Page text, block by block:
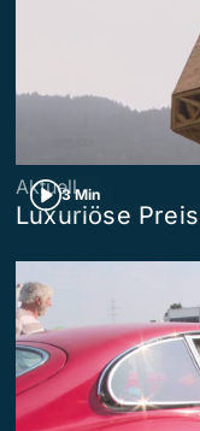
3 Min
Aktuell
Luxuriöse